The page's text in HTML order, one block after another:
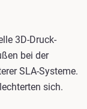
3D-Druck-
bei der
SLA-Systeme.
sich.